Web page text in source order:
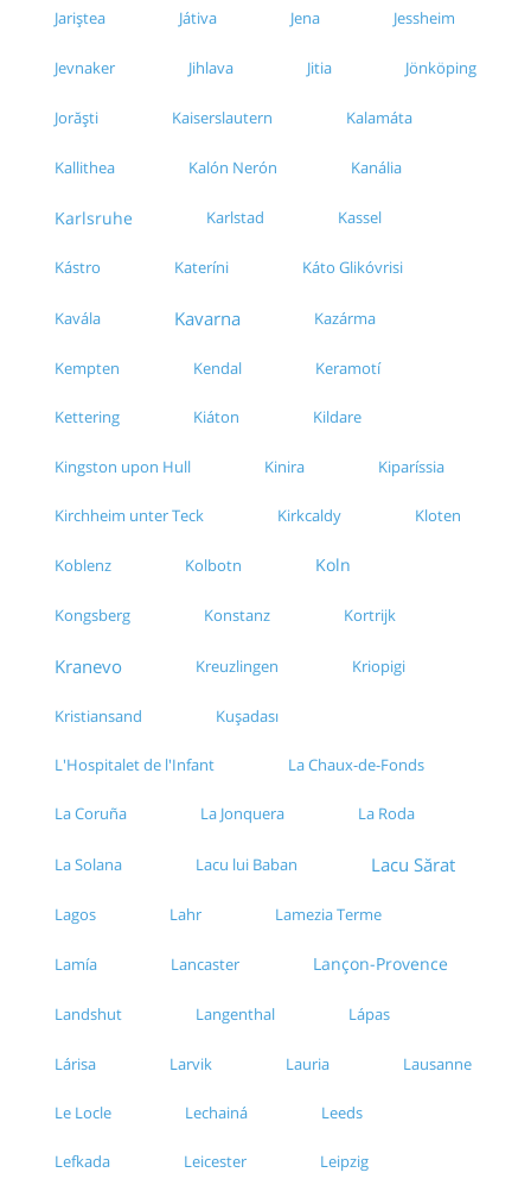
Jariștea Játiva Jena Jessheim
Jevnaker Jihlava Jitia Jönköping
Jorăști Kaiserslautern Kalamáta
Kallithea Kalón Nerón Kanália
Karlsruhe Karlstad Kassel
Kástro Kateríni Káto Glikóvrisi
Kavála Kavarna Kazárma
Kempten Kendal Keramotí
Kettering Kiáton Kildare
Kingston upon Hull Kinira Kiparíssia
Kirchheim unter Teck Kirkcaldy Kloten
Koblenz Kolbotn Koln
Kongsberg Konstanz Kortrijk
Kranevo Kreuzlingen Kriopigi
Kristiansand Kușadası
L'Hospitalet de l'Infant La Chaux-de-Fonds
La Coruña La Jonquera La Roda
La Solana Lacu lui Baban Lacu Sărat
Lagos Lahr Lamezia Terme
Lamía Lancaster Lançon-Provence
Landshut Langenthal Lápas
Lárisa Larvik Lauria Lausanne
Le Locle Lechainá Leeds
Lefkada Leicester Leipzig